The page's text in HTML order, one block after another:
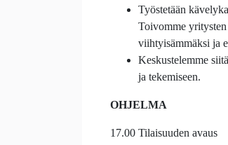
Työstetään
Toivomme
viihtyisämmäksi ja
Keskustelemme
ja tekemiseen.
OHJELMA
17.00 Tilaisuuden avaus